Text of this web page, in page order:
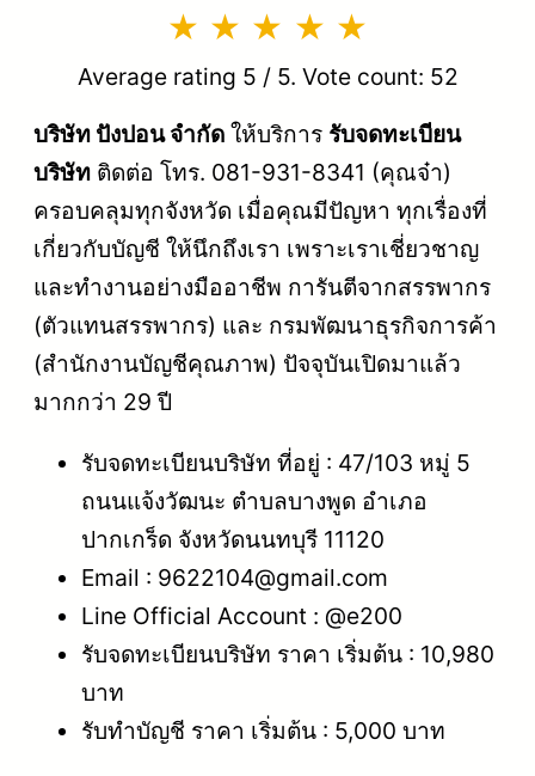
Average rating 5 / 5. Vote count: 52
บริษัท ปังปอน จำกัด ให้บริการ รับจดทะเบียน
บริษัท ติดต่อ โทร. 081-931-8341 (คุณจ๋า)
ครอบคลุมทุกจังหวัด เมื่อคุณมีปัญหา ทุกเรื่องที่
เกี่ยวกับบัญชี ให้นึกถึงเรา เพราะเราเชี่ยวชาญ
และทำงานอย่างมืออาชีพ การันตีจากสรรพากร
(ตัวแทนสรรพากร) และ กรมพัฒนาธุรกิจการค้า
(สำนักงานบัญชีคุณภาพ) ปัจจุบันเปิดมาแล้ว
มากกว่า 29 ปี
รับจดทะเบียนบริษัท ที่อยู่ : 47/103 หมู่ 5
ถนนแจ้งวัฒนะ ตำบลบางพูด อำเภอ
ปากเกร็ด จังหวัดนนทบุรี 11120
Email : 9622104@gmail.com
Line Official Account : @e200
รับจดทะเบียนบริษัท ราคา เริ่มต้น : 10,980
บาท
รับทำบัญชี ราคา เริ่มต้น : 5,000 บาท